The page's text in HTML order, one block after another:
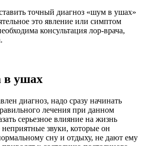
точный диагноз «шум в ушах»
это явление или симптом
консультация лор-врача,
в ушах
диагноз, надо сразу начинать
лечения при данном
серьезное влияние на жизнь
звуки, которые он
сну и отдыху, не дают ему